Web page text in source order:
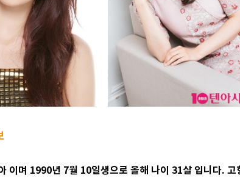
이며 1990년 7월 10일생으로 올해 나이 31살 입니다. 고